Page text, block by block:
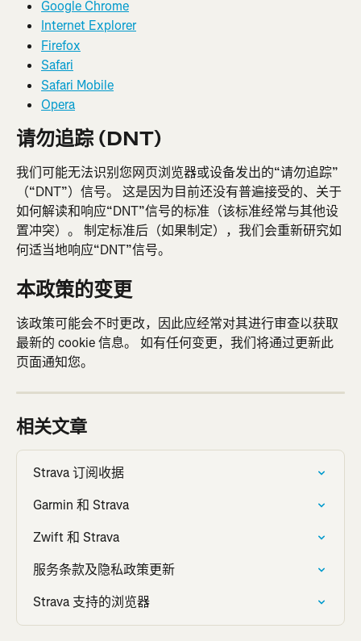
Google Chrome
Internet Explorer
Firefox
Safari
Safari Mobile
Opera
请勿追踪 (DNT)
我们可能无法识别您网页浏览器或设备发出的“请勿追踪”
（“DNT”）信号。 这是因为目前还没有普遍接受的、关于
如何解读和响应“DNT”信号的标准（该标准经常与其他设
置冲突）。 制定标准后（如果制定），我们会重新研究如
何适当地响应“DNT”信号。
本政策的变更
该政策可能会不时更改，因此应经常对其进行审查以获取
最新的 cookie 信息。 如有任何变更，我们将通过更新此
页面通知您。
相关文章
Strava 订阅收据
Garmin 和 Strava
Zwift 和 Strava
服务条款及隐私政策更新
Strava 支持的浏览器